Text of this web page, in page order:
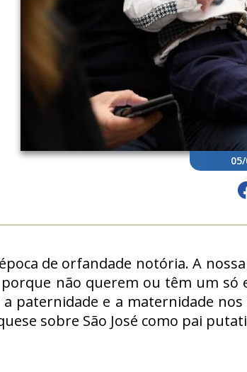
de orfandade notória. A
não querem ou têm um só
paternidade e a maternidade
sobre São José como pai